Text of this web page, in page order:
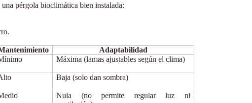
pérgola bioclimática bien instalada:
Adaptabilidad
Máxima (lamas ajustables según el clima)
Baja (solo dan sombra)
Nula (no permite regular luz ni